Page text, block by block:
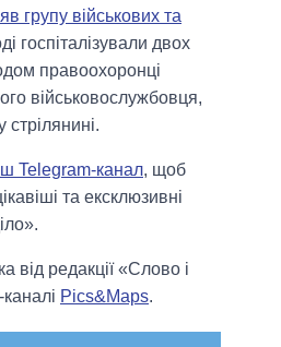
групу військових та
госпіталізували двох
правоохоронці
військовослужбовця,
стрілянині.
Telegram-канал, щоб
та ексклюзивні
від редакції «Слово і
Pics&Maps.